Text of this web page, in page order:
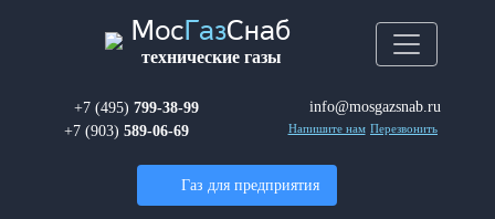
Мос ГазСнаб
технические газы
+7 (495) 799-38-99
+7 (903) 589-06-69
info@mosgazsnab.ru
Напишите нам Перезвонить
Газ для предприятия